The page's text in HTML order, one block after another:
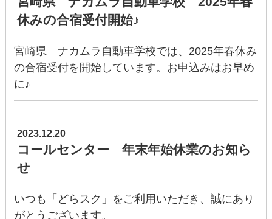
休みの合宿受付開始♪
宮崎県 ナカムラ自動車学校では、2025年春休み
の合宿受付を開始しています。お申込みはお早め
に♪
2023.12.20
コールセンター 年末年始休業のお知ら
せ
いつも「どらスク」をご利用いただき、誠にあり
がとうございます。